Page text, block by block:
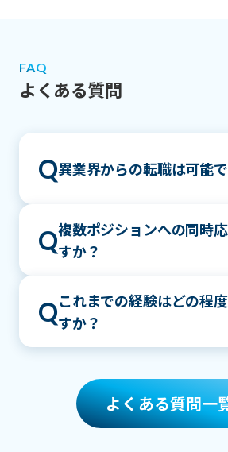
FAQ
よくある質問
Q異業界からの転職は可能
A可能です。
当社には未経験で入社し、前
プロジェクトマネジメントの
入社後の研修や実務を通じて
す。
Q複数ポジションへの同時
すか？
Aはい、複数ポジションへの同
す。
をご提案・ご案内させていた
ます。
Qこれまでの経験はどの程
すか？
とを前提としているため、こ
プロジェクト実績や専門性を重
特に、どのような課題に対し
よくある質問一